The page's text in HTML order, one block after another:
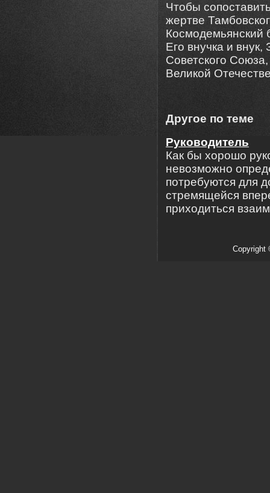
Чтобы
жертве
Космодемьянский
Его внучка и
Советского
Великой
Другое по теме
Руководитель
Как бы хорошо
невозможно
потребуются для
стремящейся
приходиться
Copyright